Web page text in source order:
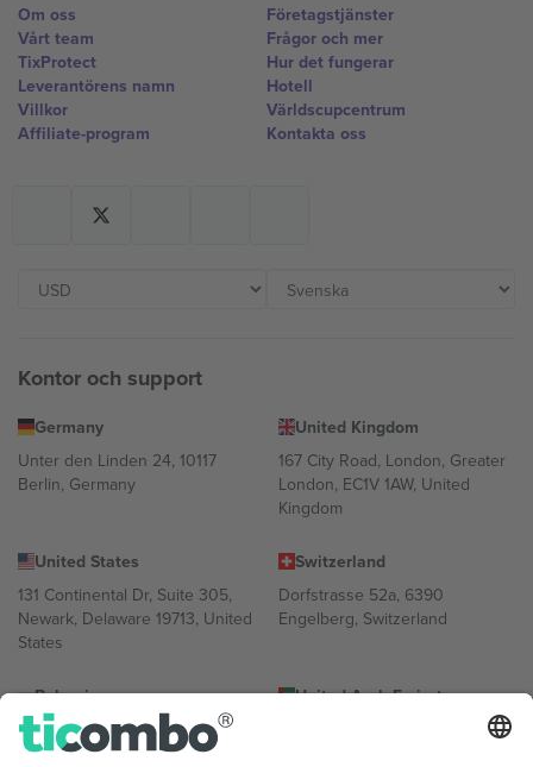
Om oss
Vårt team
TixProtect
Leverantörens namn
Villkor
Affiliate-program
Företagstjänster
Frågor och mer
Hur det fungerar
Hotell
Världscupcentrum
Kontakta oss
Kontor och support
Germany
Unter den Linden 24, 10117
Berlin, Germany
United Kingdom
167 City Road, London, Greater
London, EC1V 1AW, United
Kingdom
United States
131 Continental Dr, Suite 305,
Newark, Delaware 19713, United
States
Switzerland
Dorfstrasse 52a, 6390
Engelberg, Switzerland
Bulgaria
Regus Sofia City West, bul
Totleben 53-55, 1606 Sofia,
United Arab Emirates
UAE Dubai Silicon Oasis, DDP